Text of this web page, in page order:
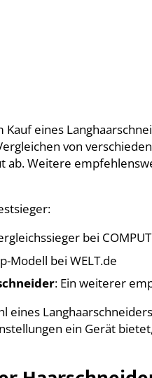
Kauf eines
von
ab. Weitere
bei
Modell bei WELT.de
: Ein weiterer
eines
ein Gerät